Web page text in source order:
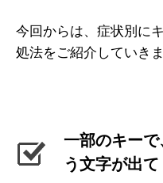
今回からは、症状別に
処法をご紹介していきま
一部のキー
う文字が出て